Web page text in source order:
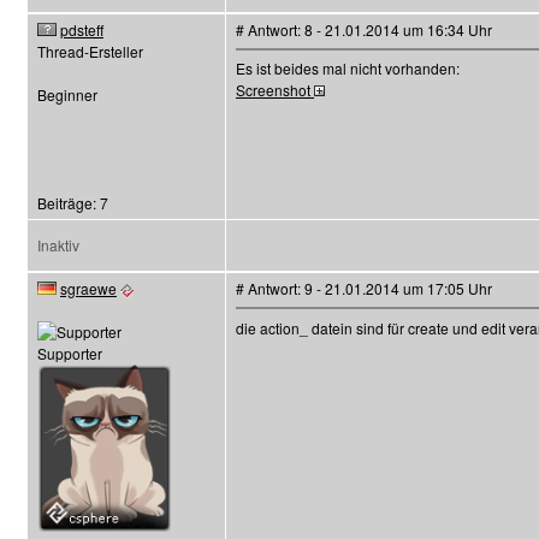
pdsteff
Thread-Ersteller
Beginner
Beiträge: 7
# Antwort: 8 - 21.01.2014 um 16:34 Uhr
Es ist beides mal nicht vorhanden:
Screenshot
Inaktiv
sgraewe
Supporter
# Antwort: 9 - 21.01.2014 um 17:05 Uhr
die action_ datein sind für create und edit